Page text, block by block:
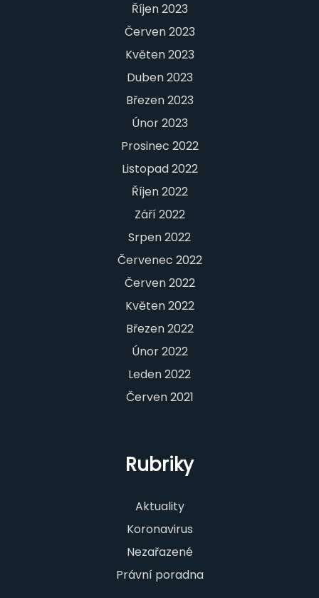
Říjen 2023
Červen 2023
Květen 2023
Duben 2023
Březen 2023
Únor 2023
Prosinec 2022
Listopad 2022
Říjen 2022
Září 2022
Srpen 2022
Červenec 2022
Červen 2022
Květen 2022
Březen 2022
Únor 2022
Leden 2022
Červen 2021
Rubriky
Aktuality
Koronavirus
Nezařazené
Právní poradna